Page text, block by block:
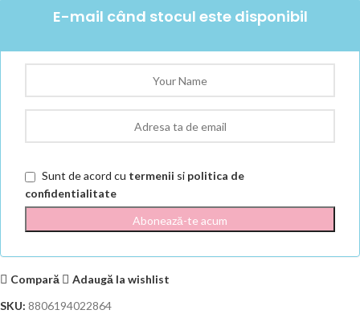
E-mail când stocul este disponibil
Sunt de acord cu termenii si politica de
confidentialitate
Compară
Adaugă la wishlist
SKU: 8806194022864